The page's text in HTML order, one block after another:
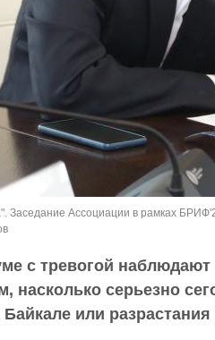
Заседание Ассоциации в рамках
с тревогой наблюдают
насколько серьезно
или